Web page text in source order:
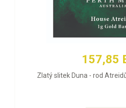
157,85
Zlatý slitek Duna - rod